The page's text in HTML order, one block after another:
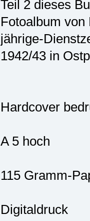
Teil 2 dieses
Fotoalbum
jährige-
1942/43 in
Hardcover
A 5 hoch
115 Gramm-
Digitaldruck